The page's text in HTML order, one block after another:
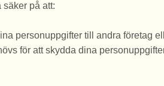
på att:
personuppgifter till andra företag
för att skydda dina